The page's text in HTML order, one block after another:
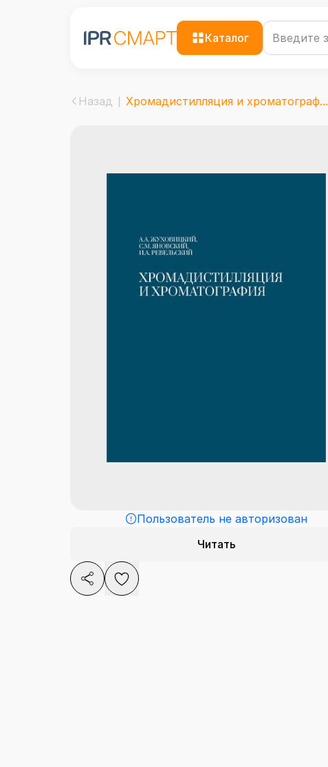
Каталог
Назад Хромадистилляция и хроматограф...
Пользователь не авторизован
Читать